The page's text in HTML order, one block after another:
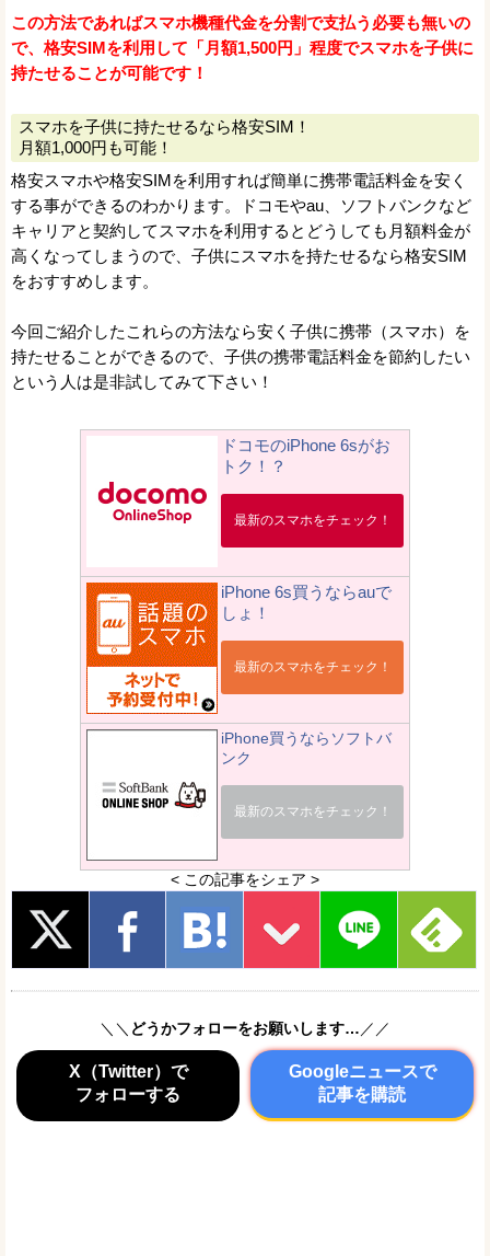
この方法であればスマホ機種代金を分割で支払う必要も無いの
で、格安SIMを利用して「月額1,500円」程度でスマホを子供に
持たせることが可能です！
スマホを子供に持たせるなら格安SIM！
月額1,000円も可能！
格安スマホや格安SIMを利用すれば簡単に携帯電話料金を安く
する事ができるのわかります。ドコモやau、ソフトバンクなど
キャリアと契約してスマホを利用するとどうしても月額料金が
高くなってしまうので、子供にスマホを持たせるなら格安SIM
をおすすめします。
今回ご紹介したこれらの方法なら安く子供に携帯（スマホ）を
持たせることができるので、子供の携帯電話料金を節約したい
という人は是非試してみて下さい！
ドコモのiPhone 6sがお
トク！？
最新のスマホをチェック！
iPhone 6s買うならauで
しょ！
最新のスマホをチェック！
iPhone買うならソフトバ
ンク
最新のスマホをチェック！
< この記事をシェア >
＼＼ どうかフォローをお願いします…／／
X（Twitter）で
フォローする
Googleニュースで
記事を購読